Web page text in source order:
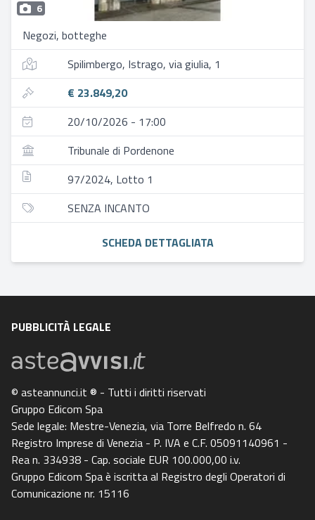
6
Negozi, botteghe
Spilimbergo, Istrago, via giulia, 1
€ 23.849,20
20/10/2026 - 17:00
Tribunale di Pordenone
97/2024, Lotto 1
SENZA INCANTO
SCHEDA DETTAGLIATA
PUBBLICITÀ LEGALE
© asteannunci.it ® - Tutti i diritti riservati
Gruppo Edicom Spa
Sede legale: Mestre-Venezia, via Torre Belfredo n. 64
Registro Imprese di Venezia - P. IVA e C.F. 05091140961 -
Rea n. 334938 - Cap. sociale EUR 100.000,00 i.v.
Gruppo Edicom Spa è iscritta al Registro degli Operatori di
Comunicazione nr. 15116